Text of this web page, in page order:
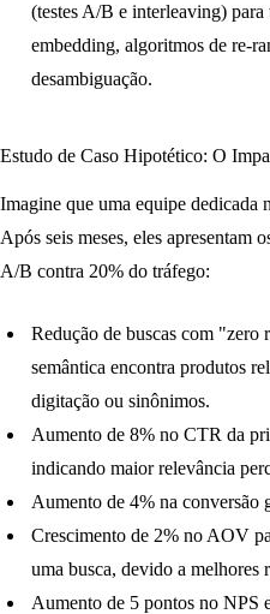
(testes A/B e interleaving) para
embedding, algoritmos de re-
desambiguação.
Estudo de Caso Hipotético: O
Imagine que uma equipe dedicada
Após seis meses, eles apresentam
A/B contra 20% do tráfego:
Redução de buscas com "zero
semântica encontra produtos
digitação ou sinônimos.
Aumento de 8% no CTR da
indicando maior relevância
Aumento de 4% na conversão
Crescimento de 2% no AOV
uma busca, devido a melhores
Aumento de 5 pontos no NPS